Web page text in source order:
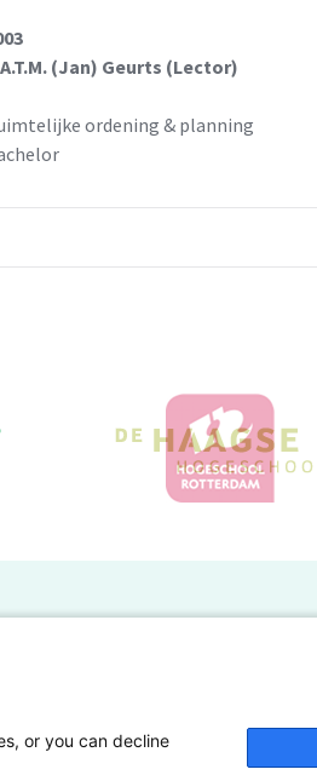
(Jan) Geurts (Lector)
ordening & planning
Lectoren en onderzoekers
or you can decline